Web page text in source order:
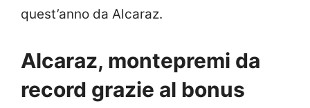
quest’anno da Alcaraz.
Alcaraz, montepremi da
record grazie al bonus